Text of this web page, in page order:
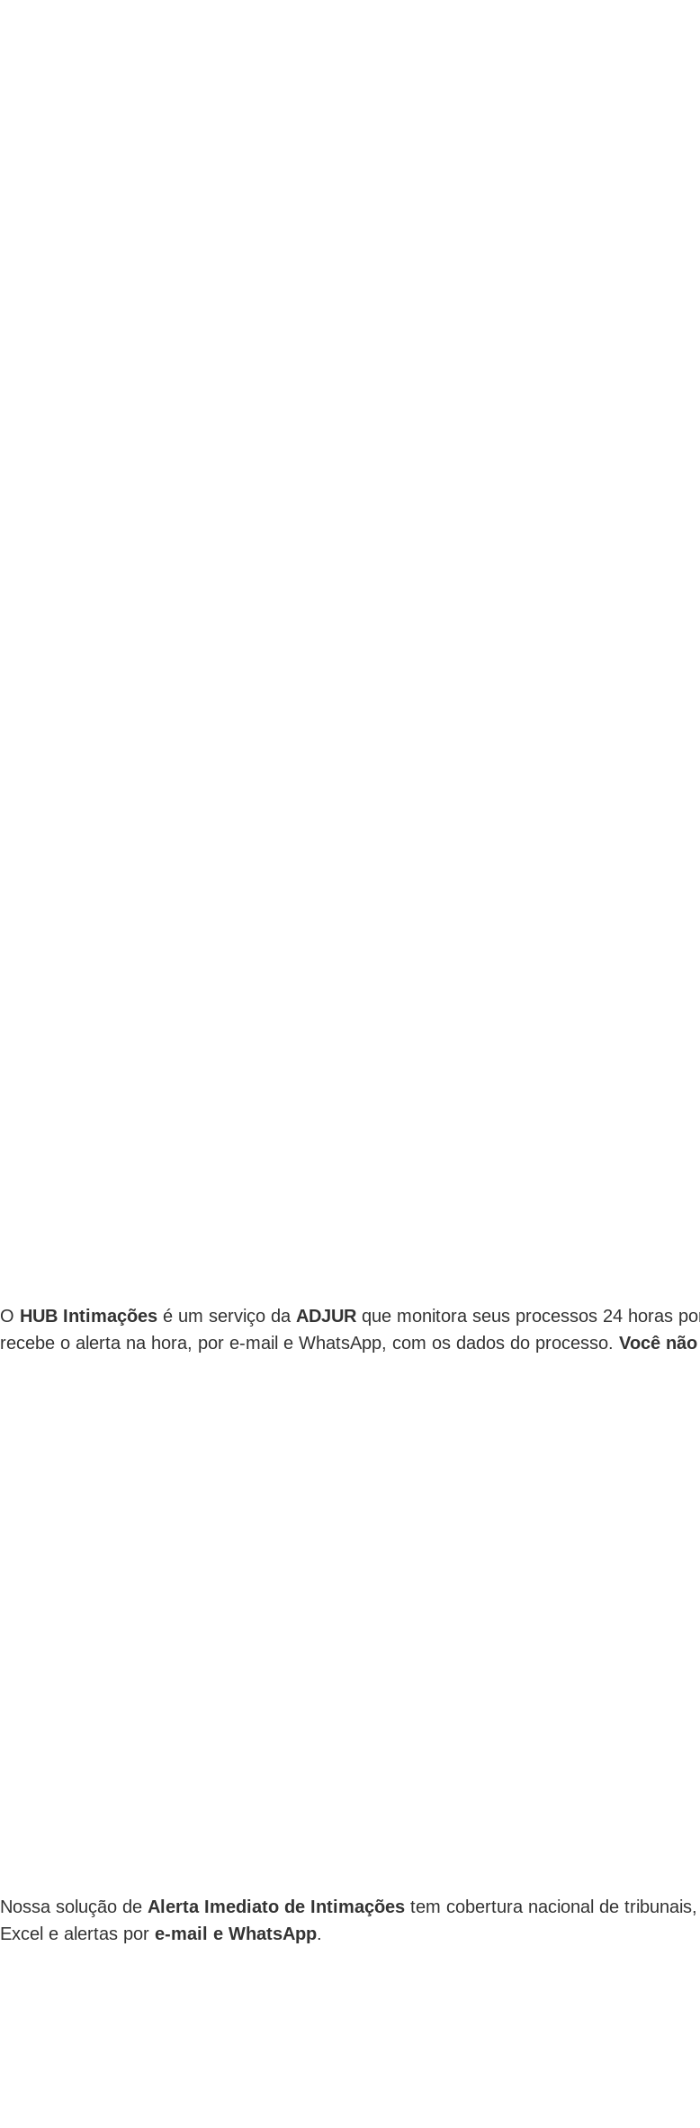
O HUB Intimações é um serviço da ADJUR que monitora seus processos 24 horas
recebe o alerta na hora, por e-mail e WhatsApp, com os dados do processo. Você
Nossa solução de Alerta Imediato de Intimações tem cobertura nacional de
Excel e alertas por e-mail e WhatsApp.